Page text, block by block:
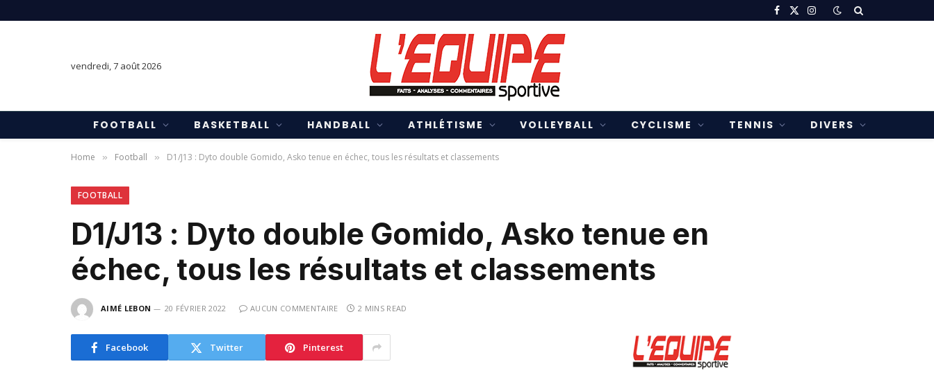
Facebook
X
Instagram
vendredi, 7 août 2026
FOOTBALL BASKETBALL HANDBALL ATHLÉTISME VOLLEYBALL CYCLISME TENNIS DIVERS
Home » Football » D1/J13 : Dyto double Gomido, Asko tenue en échec, tous les résultats et classements
FOOTBALL
D1/J13 : Dyto double Gomido, Asko tenue en
échec, tous les résultats et classements
AIMÉ LEBON 20 FÉVRIER 2022 AUCUN COMMENTAIRE 2 MINS READ
Facebook Twitter Pinterest